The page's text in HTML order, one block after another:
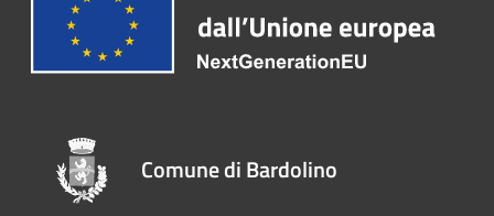
Comune di Bardolino